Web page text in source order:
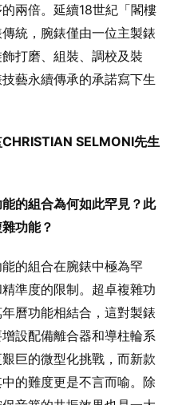
兩倍。延續18世紀「閣樓
統，腕錶僅由一位主製錶
打磨、組裝、調校及裝
藝永續傳承的承諾寫下生
SELMONI先生
的組合為何如此罕見？此
功能？
的組合在腕錶中極為罕
準度的限制。超卓複雜功
曆功能相結合，這對製錶
設配備離合器和導柱輪系
巨的微型化挑戰，而新款
的難度更是不言而喻。除